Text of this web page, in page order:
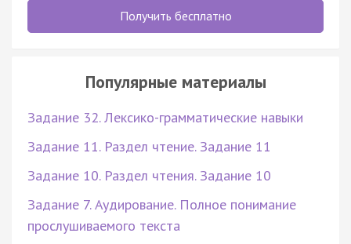
Получить бесплатно
Популярные материалы
Задание 32. Лексико-грамматические навыки
Задание 11. Раздел чтение. Задание 11
Задание 10. Раздел чтения. Задание 10
Задание 7. Аудирование. Полное понимание
прослушиваемого текста